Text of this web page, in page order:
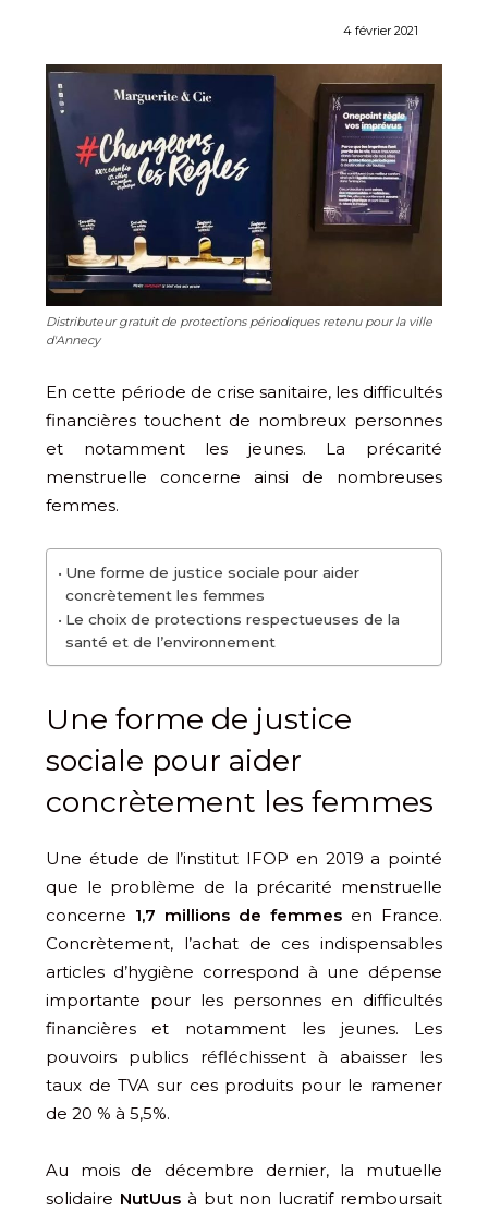
4 février 2021
Distributeur gratuit de protections périodiques retenu pour la ville
d'Annecy
En cette période de crise sanitaire, les difficultés
financières touchent de nombreux personnes
et notamment les jeunes. La précarité
menstruelle concerne ainsi de nombreuses
femmes.
Une forme de justice sociale pour aider
concrètement les femmes
Le choix de protections respectueuses de la
santé et de l’environnement
Une forme de justice
sociale pour aider
concrètement les femmes
Une étude de l’institut IFOP en 2019 a pointé
que le problème de la précarité menstruelle
concerne 1,7 millions de femmes en France.
Concrètement, l’achat de ces indispensables
articles d’hygiène correspond à une dépense
importante pour les personnes en difficultés
financières et notamment les jeunes. Les
pouvoirs publics réfléchissent à abaisser les
taux de TVA sur ces produits pour le ramener
de 20 % à 5,5%.
Au mois de décembre dernier, la mutuelle
solidaire NutUusà but non lucratif remboursait